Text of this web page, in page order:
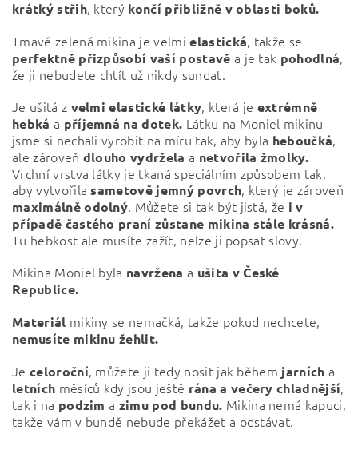
krátký střih, který končí přibližně v oblasti boků.
Tmavě zelená mikina je velmielastická, takže se
perfektně přizpůsobí vaší postavě a je tak pohodlná,
že ji nebudete chtít už nikdy sundat.
Je ušitá z velmi elastické látky, která je extrémně
hebká a příjemná na dotek. Látku na Moniel mikinu
jsme si nechali vyrobit na míru tak, aby byla heboučká,
ale zároveň dlouho vydržela a netvořila žmolky.
Vrchní vrstva látky je tkaná speciálním způsobem tak,
aby vytvořilasametově jemný povrch, který je zároveň
maximálně odolný. Můžete si tak být jistá, že i v
případě častého praní zůstane mikina stále krásná.
Tu hebkost ale musíte zažít, nelze ji popsat slovy.
Mikina Moniel byla navržena a ušita v České
Republice.
Materiál mikiny se nemačká, takže pokud nechcete,
nemusíte mikinu žehlit.
Je celoroční, můžete ji tedy nosit jak během jarních a
letních měsíců kdy jsou ještě rána a večery chladnější,
tak i na podzim a zimu pod bundu. Mikina nemá kapuci,
takže vám v bundě nebude překážet a odstávat.